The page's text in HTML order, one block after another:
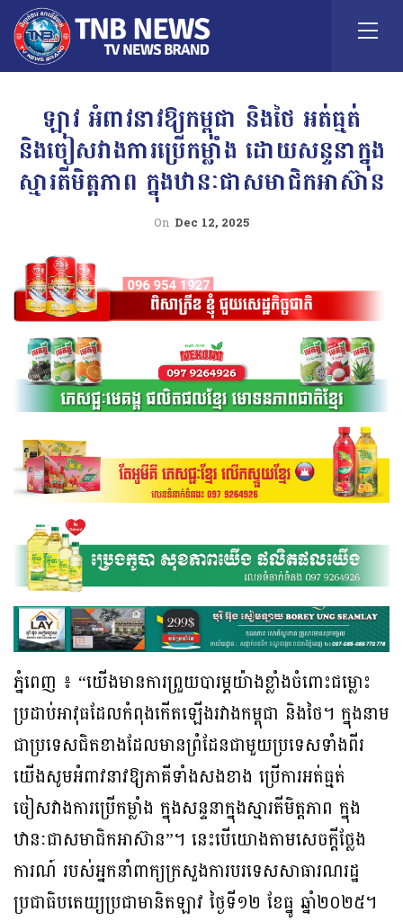
ឡាវ អំពាវនាវឱ្យកម្ពុជា និងថៃ អត់ធ្មត់
និងចៀសវាងការប្រើកម្លាំង ដោយសន្ទនាក្នុង
ស្មារតីមិត្តភាព ក្នុងឋានៈជាសមាជិកអាស៊ាន
On Dec 12, 2025
ភ្នំពេញ ៖ “យើងមានការព្រួយបារម្ភយ៉ាងខ្លាំងចំពោះជម្លោះ
ប្រដាប់អាវុធដែលកំពុងកើតឡើងរវាងកម្ពុជា និងថៃ។ ក្នុងនាម
ជាប្រទេសជិតខាងដែលមានព្រំដែនជាមួយប្រទេសទាំងពីរ
យើងសូមអំពាវនាវឱ្យភាគីទាំងសងខាង ប្រើការអត់ធ្មត់
ចៀសវាងការប្រើកម្លាំង ក្នុងសន្ទនាក្នុងស្មារតីមិត្តភាព ក្នុង
ឋានៈជាសមាជិកអាស៊ាន”។ នេះបើយោងតាមសេចក្តីថ្លែង
ការណ៍ របស់អ្នកនាំពាក្យក្រសួងការបរទេសសាធារណរដ្ឋ
ប្រជាធិបតេយ្យប្រជាមានិតឡាវ ថ្ងៃទី១២ ខែធ្នូ ឆ្នាំ២០២៥។